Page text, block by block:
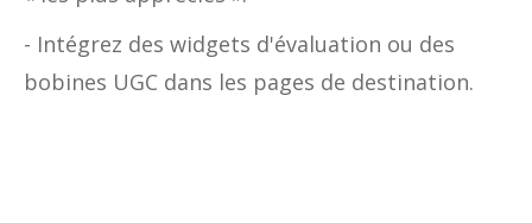
- Intégrez des widgets d'évaluation ou des
bobines UGC dans les pages de destination.